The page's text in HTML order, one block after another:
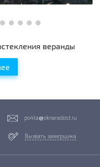
веранды
po4ta oknaradost.ru
Вызвать замерщика